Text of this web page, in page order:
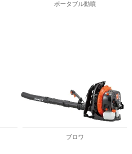
ポータブル動噴
ブロワ